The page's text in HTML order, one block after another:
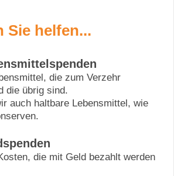
Sie helfen...
die zum Verzehr
die übrig sind.
auch haltbare Lebensmittel, wie
die mit Geld bezahlt werden